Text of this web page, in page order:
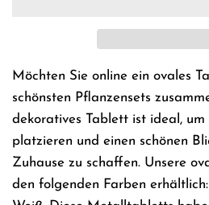
e
n
.
Möchten Sie online ein ovales
schönsten Pflanzensets
dekoratives Tablett ist ideal, um
platzieren und einen schönen
Zuhause zu schaffen. Unsere
den folgenden Farben